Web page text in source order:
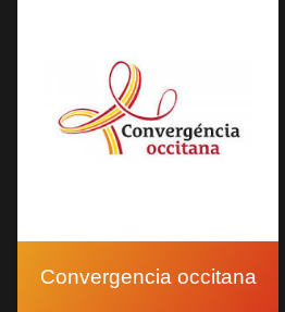
Convergencia occitana